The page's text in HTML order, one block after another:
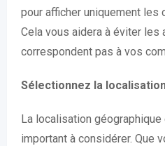
pour afficher uniquement les
Cela vous aidera à éviter les
correspondent pas à vos
Sélectionnez la
La localisation
important à considérer. Que